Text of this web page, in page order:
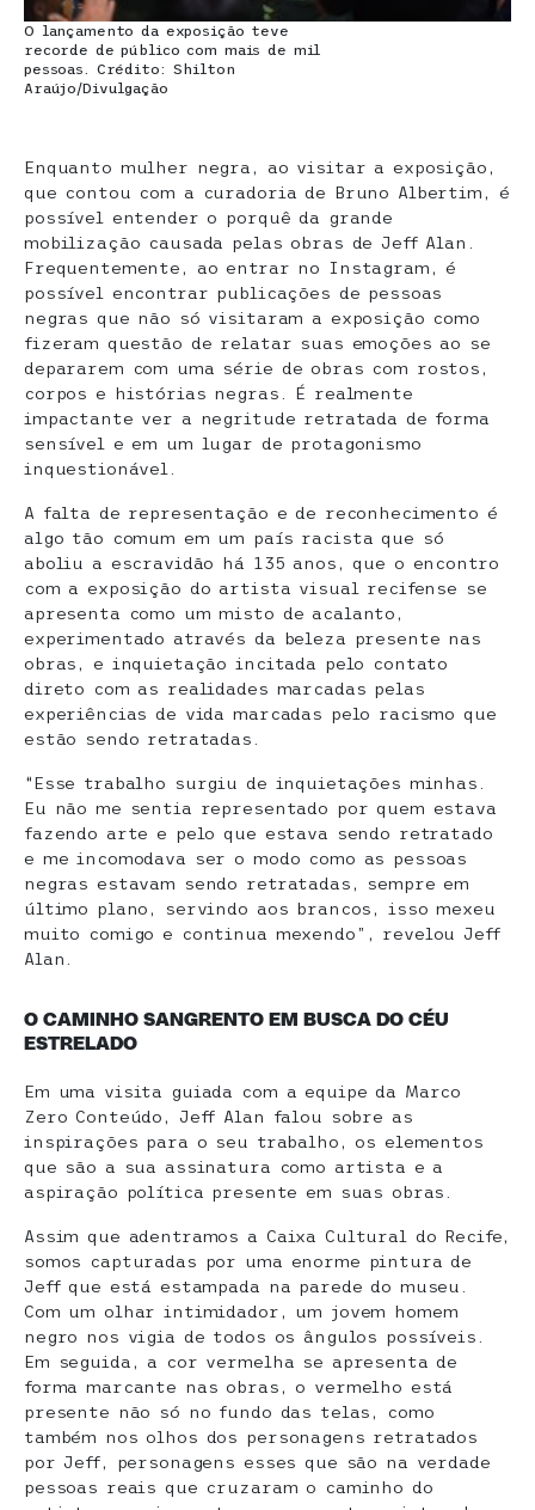
O lançamento da exposição teve
recorde de público com mais de mil
pessoas. Crédito: Shilton
Araújo/Divulgação
Enquanto mulher negra, ao visitar a exposição,
que contou com a curadoria de Bruno Albertim, é
possível entender o porquê da grande
mobilização causada pelas obras de Jeff Alan.
Frequentemente, ao entrar no Instagram, é
possível encontrar publicações de pessoas
negras que não só visitaram a exposição como
fizeram questão de relatar suas emoções ao se
depararem com uma série de obras com rostos,
corpos e histórias negras. É realmente
impactante ver a negritude retratada de forma
sensível e em um lugar de protagonismo
inquestionável.
A falta de representação e de reconhecimento é
algo tão comum em um país racista que só
aboliu a escravidão há 135 anos, que o encontro
com a exposição do artista visual recifense se
apresenta como um misto de acalanto,
experimentado através da beleza presente nas
obras, e inquietação incitada pelo contato
direto com as realidades marcadas pelas
experiências de vida marcadas pelo racismo que
estão sendo retratadas.
“Esse trabalho surgiu de inquietações minhas.
Eu não me sentia representado por quem estava
fazendo arte e pelo que estava sendo retratado
e me incomodava ser o modo como as pessoas
negras estavam sendo retratadas, sempre em
último plano, servindo aos brancos, isso mexeu
muito comigo e continua mexendo”, revelou Jeff
Alan.
O CAMINHO SANGRENTO EM BUSCA DO CÉU
ESTRELADO
Em uma visita guiada com a equipe da Marco
Zero Conteúdo, Jeff Alan falou sobre as
inspirações para o seu trabalho, os elementos
que são a sua assinatura como artista e a
aspiração política presente em suas obras.
Assim que adentramos a Caixa Cultural do Recife,
somos capturadas por uma enorme pintura de
Jeff que está estampada na parede do museu.
Com um olhar intimidador, um jovem homem
negro nos vigia de todos os ângulos possíveis.
Em seguida, a cor vermelha se apresenta de
forma marcante nas obras, o vermelho está
presente não só no fundo das telas, como
também nos olhos dos personagens retratados
por Jeff, personagens esses que são na verdade
pessoas reais que cruzaram o caminho do